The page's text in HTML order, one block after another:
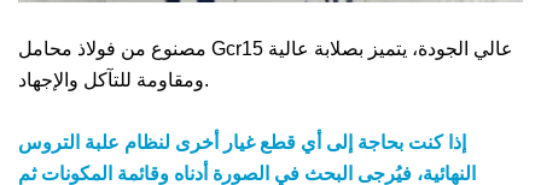
مصنوع من فولاذ محامل Gcr15 عالي الجودة، يتميز بصلابة عالية
ومقاومة للتآكل والإجهاد.
إذا كنت بحاجة إلى أي قطع غيار أخرى لنظام علبة التروس
النهائية، فيُرجى البحث في الصورة أدناه وقائمة المكونات ثم